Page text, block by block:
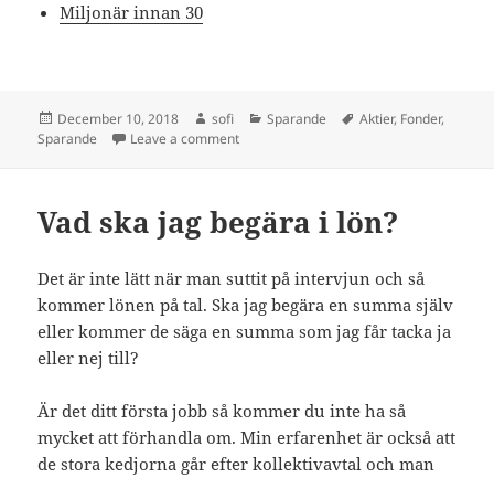
Miljonär innan 30
Posted
on
December 10, 2018 Author
sofi Categories
Sparande Tags
Aktier, Fonder,
Sparande
Leave a commenton Min historia i sparande
Vad ska jag begära i lön?
Det är inte lätt när man suttit på intervjun och så
kommer lönen på tal. Ska jag begära en summa själv
eller kommer de säga en summa som jag får tacka ja
eller nej till?
Är det ditt första jobb så kommer du inte ha så
mycket att förhandla om. Min erfarenhet är också att
de stora kedjorna går efter kollektivavtal och man